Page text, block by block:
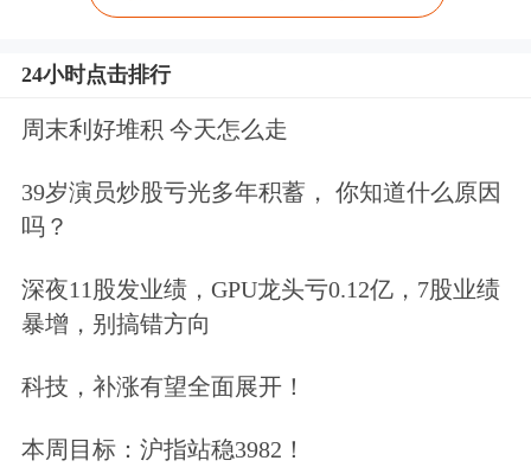
这一比例恐怕将上升至50%以上。
中泰证券指出，近年来，受半导体、光
伏和显示面板三大领域驱动，高品质电
子级氢氟酸的需求不断攀升，2025年电
子级氢氟酸需求量达43.6万吨，5年复
合增速高达25.7%。
24小时点击排行
周末利好堆积 今天怎么走
39岁演员炒股亏光多年积蓄， 你知道什么原因
吗？
深夜11股发业绩，GPU龙头亏0.12亿，7股业绩
暴增，别搞错方向
科技，补涨有望全面展开！
本周目标：沪指站稳3982！